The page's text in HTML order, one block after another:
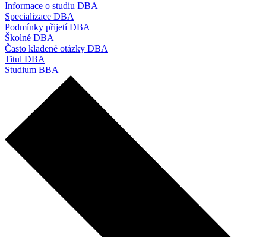
Informace o studiu DBA
Specializace DBA
Podmínky přijetí DBA
Školné DBA
Často kladené otázky DBA
Titul DBA
Studium BBA